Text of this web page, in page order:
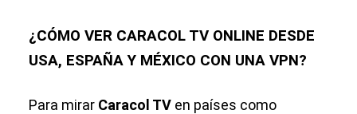
¿CÓMO VER CARACOL TV ONLINE DESDE
USA, ESPAÑA Y MÉXICO CON UNA VPN?
Para mirar Caracol TV en países como